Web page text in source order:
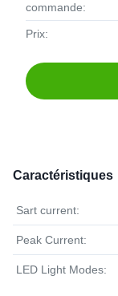
commande:
Prix:
Caractéristiques
Sart current:
Peak Current:
LED Light Modes: